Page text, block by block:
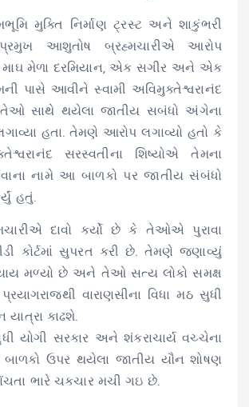
મુક્તિ નિર્માણ ટ્રસ્ટ અને શાકુંભરી
પ્રમુખ આશુતોષ બ્રહ્મચારીએ આરોપ
માઘ મેળા દરમિયાન, એક સગીર અને એક
પાસે આવીને સ્વામી અવિમુક્તેશ્વરાનંદ
તેઓ સાથે થયેલા જાતીય સબંધો અંગેના
હતા. તેમણે આરોપ લગાવ્યો હતો કે
સરસ્વતીના શિષ્યોએ તેમના
નામે આ બાળકો પર જાતીય સંબંધો
હતું.
દાવો કર્યો છે કે તેઓએ પુરાવા
કોર્ટમાં સુપરત કરી છે. તેમણે જણાવ્યું
મળ્યો છે અને તેઓ સત્ય લોકો સમક્ષ
વારાણસીના વિધા મઠ સુધી
યાત્રા કાઢશે.
યોગી સરકાર અને શંકરાચાર્ય વચ્ચેના
બાળકો ઉપર થયેલા જાતીય યૌન શોષણ
ભારે ચકચાર મચી ગઇ છે.